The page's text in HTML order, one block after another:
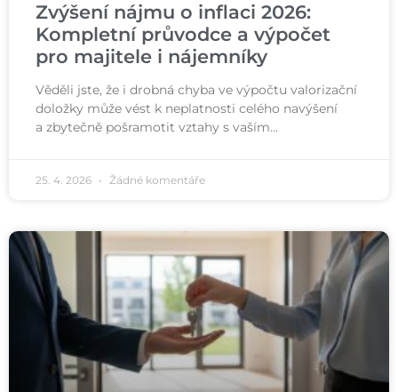
Zvýšení nájmu o inflaci 2026:
Kompletní průvodce a výpočet
pro majitele i nájemníky
Věděli jste, že i drobná chyba ve výpočtu valorizační
doložky může vést k neplatnosti celého navýšení
a zbytečně pošramotit vztahy s vaším…
25. 4. 2026 Žádné komentáře